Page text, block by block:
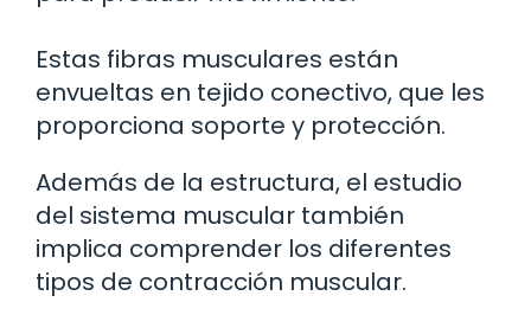
Estas fibras musculares están
envueltas en tejido conectivo, que les
proporciona soporte y protección.
Además de la estructura, el estudio
del sistema muscular también
implica comprender los diferentes
tipos de contracción muscular.